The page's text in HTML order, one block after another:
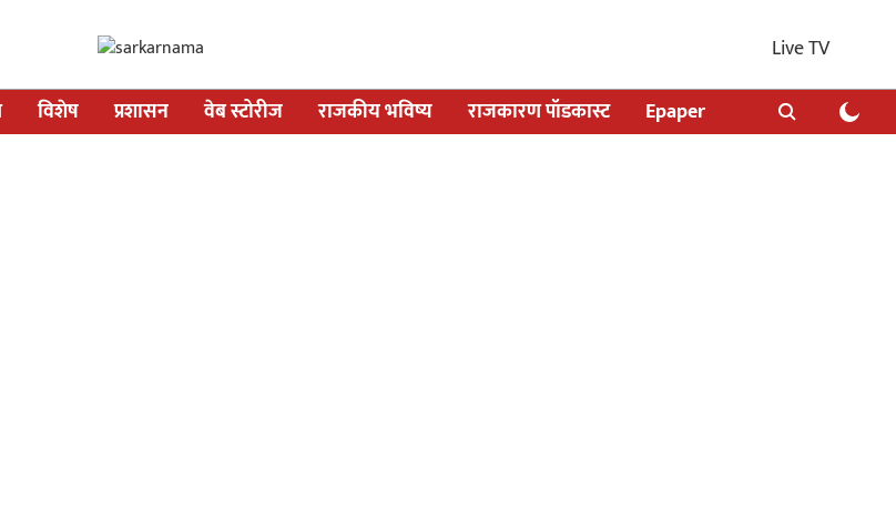
Live TV
विशेष प्रशासन वेब स्टोरीज राजकीय भविष्य राजकारण पॉडकास्ट Epaper